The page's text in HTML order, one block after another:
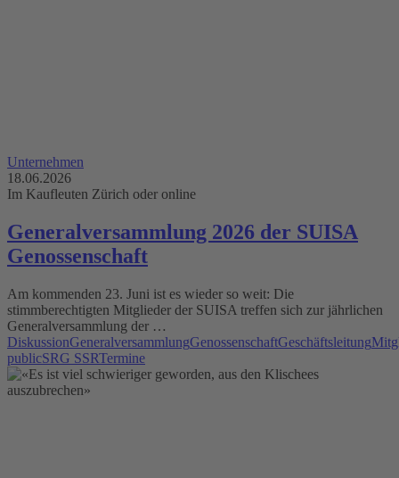
Unternehmen
18.06.2026
Im Kaufleuten Zürich oder online
Generalversammlung 2026 der SUISA
Genossenschaft
Am kommenden 23. Juni ist es wieder so weit: Die
stimmberechtigten Mitglieder der SUISA treffen sich zur jährlichen
Generalversammlung der …
DiskussionGeneralversammlungGenossenschaftGeschäftsleitung
publicSRG SSRTermine